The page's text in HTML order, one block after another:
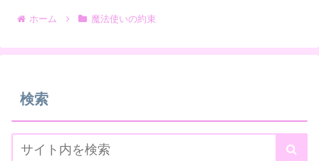
ホーム 魔法使いの約束
検索